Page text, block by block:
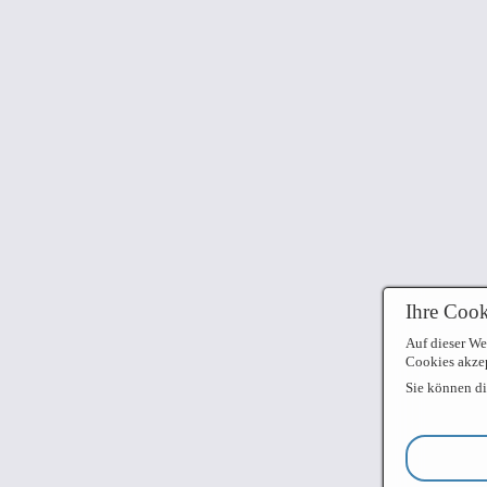
Ihre
Auf dieser
Cookies
Sie können